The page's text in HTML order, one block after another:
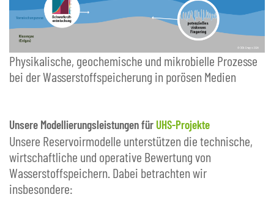
Physikalische, geochemische und mikrobielle Prozesse
bei der Wasserstoffspeicherung in porösen Medien
Unsere Modellierungsleistungen für UHS-Projekte
Unsere Reservoirmodelle unterstützen die technische,
wirtschaftliche und operative Bewertung von
Wasserstoffspeichern. Dabei betrachten wir
insbesondere: